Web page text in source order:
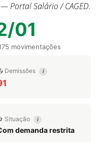
— Portal Salário / CAGED.
01
movimentações
Demissões i
Situação i
demanda restrita